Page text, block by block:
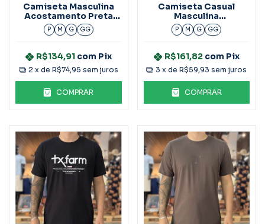
Camiseta Masculina
Acostamento Preta
Bordado Azul
P M G GG
R$134,91 com Pix
2 x de R$74,95 sem juros
COMPRAR
Camiseta Casual
Masculina
Acostamento Marrom
Ipe
P M G GG
R$161,82 com Pix
3 x deR$59,93 sem juros
COMPRAR